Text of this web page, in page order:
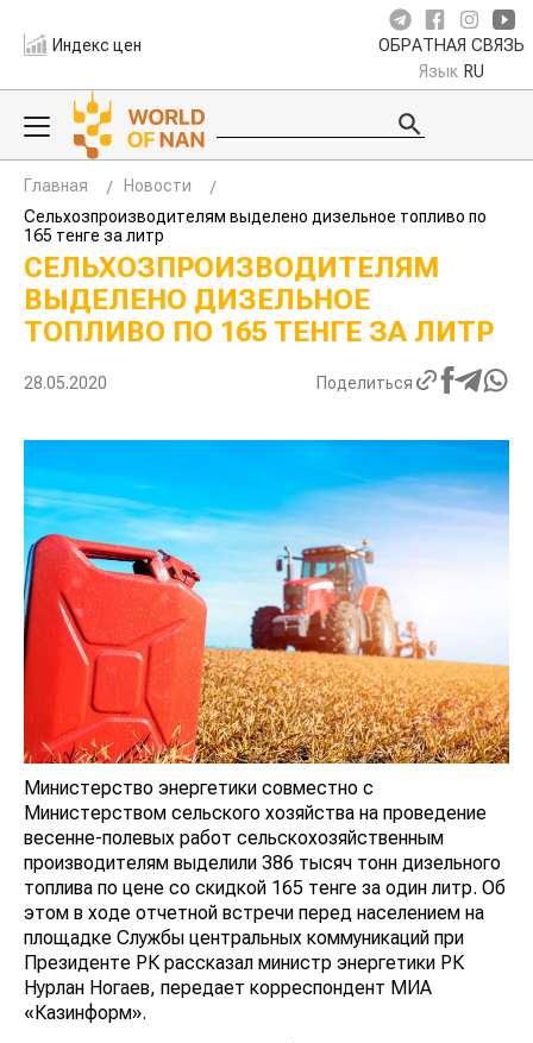
Индекс цен ОБРАТНАЯ СВЯЗЬ
Язык RU
Главная
Новости
Сельхозпроизводителям выделено дизельное топливо по
165 тенге за литр
СЕЛЬХОЗПРОИЗВОДИТЕЛЯМ
ВЫДЕЛЕНО ДИЗЕЛЬНОЕ
ТОПЛИВО ПО 165 ТЕНГЕ ЗА ЛИТР
28.05.2020 Поделиться
Министерство энергетики совместно с
Министерством сельского хозяйства на проведение
весенне-полевых работ сельскохозяйственным
производителям выделили 386 тысяч тонн дизельного
топлива по цене со скидкой 165 тенге за один литр. Об
этом в ходе отчетной встречи перед населением на
площадке Службы центральных коммуникаций при
Президенте РК рассказал министр энергетики РК
Нурлан Ногаев, передает корреспондент МИА
«Казинформ».